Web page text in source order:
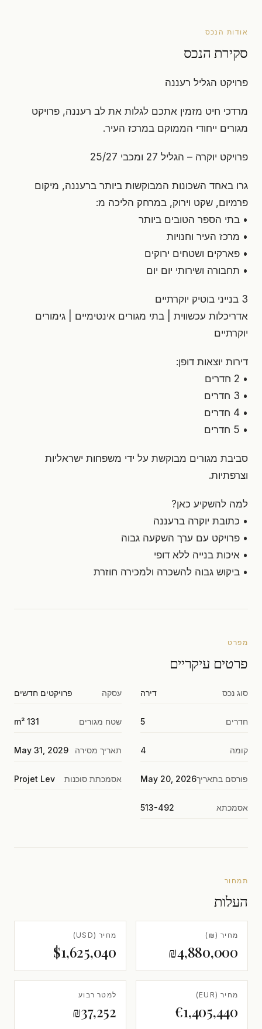
אודות הנכס
סקירת הנכס
פרויקט הגליל רעננה
מרדכי חיט מזמין אתכם לגלות את לב רעננה, פרויקט
מגורים ייחודי הממוקם במרכז העיר.
פרויקט יוקרה – הגליל 27 ומכבי 25/27
גרו באחד השכונות המבוקשות ביותר ברעננה, מיקום
פרמיום, שקט וירוק, במרחק הליכה מ:
• בתי הספר הטובים ביותר
• מרכז העיר וחנויות
• פארקים ושטחים ירוקים
• תחבורה ושירותי יום יום
3 בנייני בוטיק יוקרתיים
אדריכלות עכשווית | בתי מגורים אינטימיים | גימורים
יוקרתיים
דירות יוצאות דופן:
• 2 חדרים
• 3 חדרים
• 4 חדרים
• 5 חדרים
סביבת מגורים מבוקשת על ידי משפחות ישראליות
וצרפתיות.
למה להשקיע כאן?
• כתובת יוקרה ברעננה
• פרויקט עם ערך השקעה גבוה
• איכות בנייה ללא דופי
• ביקוש גבוה להשכרה ולמכירה חוזרת
מפרט
פרטים עיקריים
סוג נכס דירה עסקה פרויקטים חדשים
חדרים 5 שטח מגורים 131 m²
קומה 4 תאריך מסירה May 31, 2029
פורסם בתאריךMay 20, 2026 אסמכתת סוכנות Projet Lev
אסמכתא 513-492
תמחור
העלות
מחיר (₪)
₪4,880,000
מחיר (USD)
$1,625,040
מחיר (EUR)
€1,405,440
למטר רבוע
₪37,252